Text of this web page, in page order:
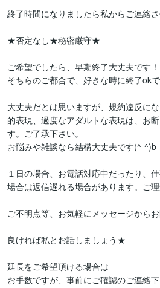
終了時間になりましたら私からご連絡
★否定なし★秘密厳守★
ご希望でしたら、早期終了大丈夫です！
そちらのご都合で、好きな時に終了okで
大丈夫だとは思いますが、規約違反に
的表現、過度なアダルトな表現は、お
す。ご了承下さい。
お悩みや雑談なら結構大丈夫です(^-^)b
１日の場合、お電話対応中だったり、
場合は返信遅れる場合があります。ご理
ご不明点等、お気軽にメッセージから
良ければ私とお話しましょう★
延長をご希望頂ける場合は